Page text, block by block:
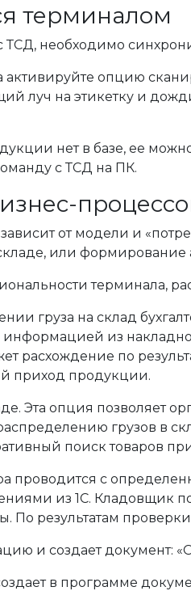
терминалом
необходимо
опцию
луч на этикетку и
нет в базе, ее
с ТСД на ПК.
от модели и
или формирование
терминала,
груза на склад
из
расхождение по
приход продукции.
Эта опция позволяет
грузов в
поиск товаров
проводится с
из 1С. Кладовщик
По результатам
и создает
в программе